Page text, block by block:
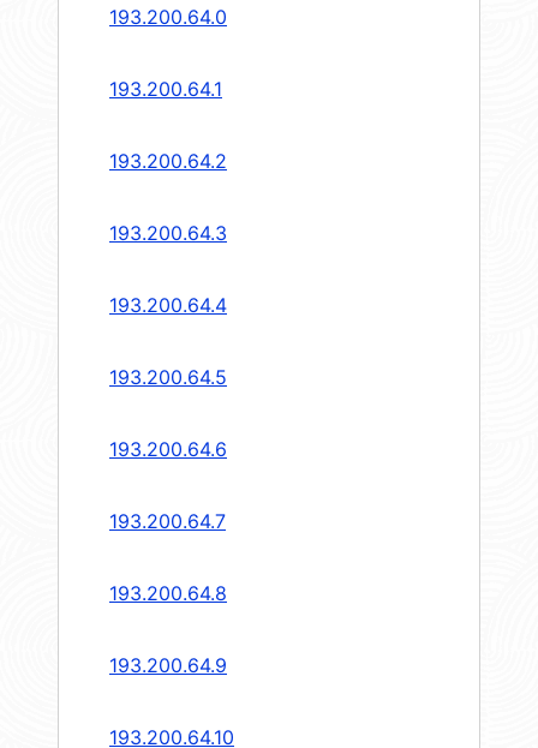
193.200.64.0
193.200.64.1
193.200.64.2
193.200.64.3
193.200.64.4
193.200.64.5
193.200.64.6
193.200.64.7
193.200.64.8
193.200.64.9
193.200.64.10